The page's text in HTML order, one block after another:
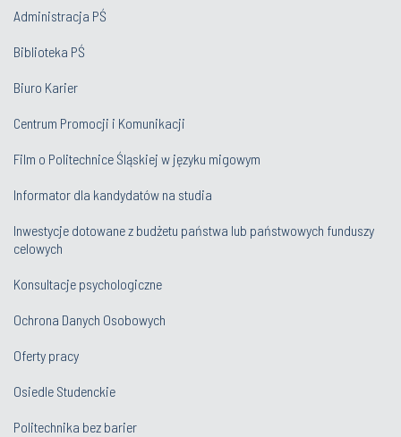
Administracja PŚ
Biblioteka PŚ
Biuro Karier
Centrum Promocji i Komunikacji
Film o Politechnice Śląskiej w języku migowym
Informator dla kandydatów na studia
Inwestycje dotowane z budżetu państwa lub państwowych funduszy
celowych
Konsultacje psychologiczne
Ochrona Danych Osobowych
Oferty pracy
Osiedle Studenckie
Politechnika bez barier